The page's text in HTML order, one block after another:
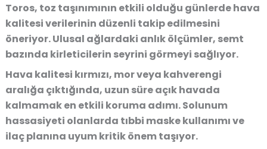
Toros, toz taşınımının etkili olduğu günlerde hava
kalitesi verilerinin düzenli takip edilmesini
öneriyor. Ulusal ağlardaki anlık ölçümler, semt
bazında kirleticilerin seyrini görmeyi sağlıyor.
Hava kalitesi kırmızı, mor veya kahverengi
aralığa çıktığında, uzun süre açık havada
kalmamak en etkili koruma adımı. Solunum
hassasiyeti olanlarda tıbbi maske kullanımı ve
ilaç planına uyum kritik önem taşıyor.